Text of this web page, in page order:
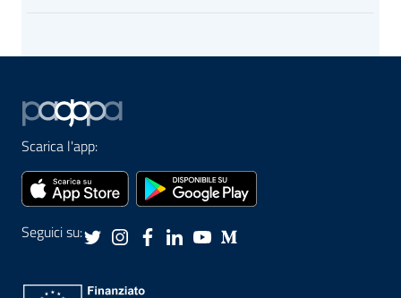
Scarica l'app:
Seguici su: